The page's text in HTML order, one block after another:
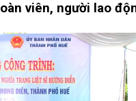
viên, người lao